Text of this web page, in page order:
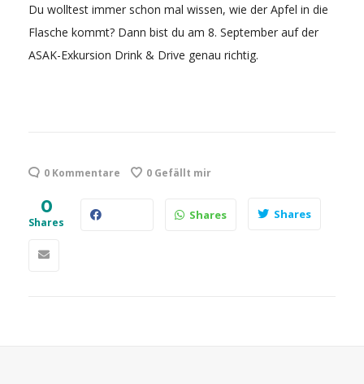
Du wolltest immer schon mal wissen, wie der Apfel in die
Flasche kommt? Dann bist du am 8. September auf der
ASAK-Exkursion Drink & Drive genau richtig.
0 Kommentare 0 Gefällt mir
0
Shares
Shares Shares